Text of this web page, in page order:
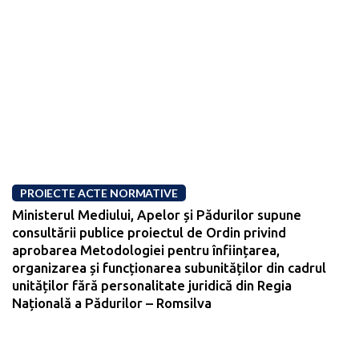
PROIECTE ACTE NORMATIVE
Ministerul Mediului, Apelor și Pădurilor supune
consultării publice proiectul de Ordin privind
aprobarea Metodologiei pentru înființarea,
organizarea și funcționarea subunităților din cadrul
unităților fără personalitate juridică din Regia
Națională a Pădurilor – Romsilva